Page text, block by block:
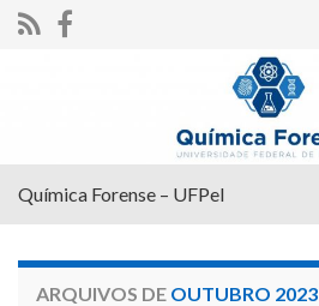
Química Forense – UFPel
ARQUIVOS DE OUTUBRO 2023